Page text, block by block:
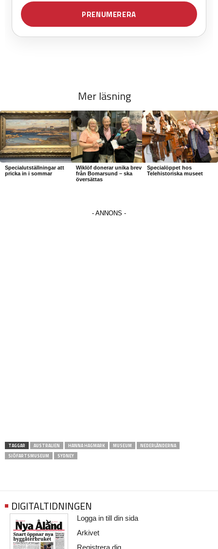
Mer läsning
Specialutställningar att
pricka in i sommar
Wiklöf donerar unika brev
från Bomarsund – ska
översättas
Specialöppet hos
Telehistoriska museet
TAGGAR AUSTRALIEN HANNA HAGMARK MUSEUM
NEDERLÄNDERNA
SJÖFARTSMUSEUM
SYDNEY
DIGITALTIDNINGEN
Logga in till din sida
Arkivet
Registrera dig